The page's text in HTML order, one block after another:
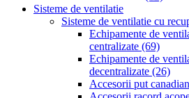
Sisteme de ventilatie
Sisteme de ventilatie cu
Echipamente de
centralizate (69)
Echipamente de
decentralizate (26)
Accesorii put canadian